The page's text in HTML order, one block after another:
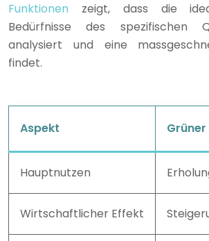
Funktionen zeigt, dass die
Bedürfnisse des spezifischen
analysiert und eine
findet.
Aspekt
Hauptnutzen
Wirtschaftlicher Effekt